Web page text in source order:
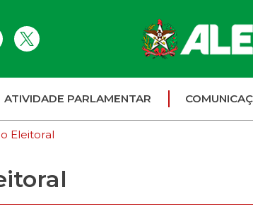
ATIVIDADE PARLAMENTAR
Eleitoral